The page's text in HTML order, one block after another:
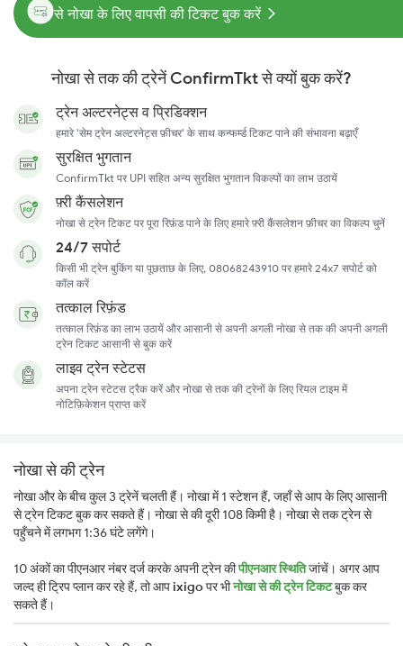
से नोखा के लिए वापसी की टिकट बुक करें
नोखा से तक की ट्रेनें ConfirmTkt से क्यों बुक करें?
ट्रेन अल्टरनेट्स व प्रिडिक्शन
हमारे 'सेम ट्रेन अल्टरनेट्स फ़ीचर' के साथ कन्फर्म्ड टिकट पाने की संभावना बढ़ाएँ
सुरक्षित भुगतान
ConfirmTkt पर UPI सहित अन्य सुरक्षित भुगतान विकल्पों का लाभ उठायें
फ़्री कैंसलेशन
नोखा से ट्रेन टिकट पर पूरा रिफ़ंड पाने के लिए हमारे फ़्री कैंसलेशन फ़ीचर का विकल्प चुनें
24/7 सपोर्ट
किसी भी ट्रेन बुकिंग या पूछताछ के लिए, 08068243910 पर हमारे 24x7 सपोर्ट को
कॉल करें
तत्काल रिफ़ंड
तत्काल रिफ़ंड का लाभ उठायें और आसानी से अपनी अगली नोखा से तक की अपनी अगली
ट्रेन टिकट आसानी से बुक करें
लाइव ट्रेन स्टेटस
अपना ट्रेन स्टेटस ट्रैक करें और नोखा से तक की ट्रेनों के लिए रियल टाइम में
नोटिफ़िकेशन प्राप्त करें
नोखा से की ट्रेन
नोखा और के बीच कुल 3 ट्रेनें चलती हैं। नोखा में 1 स्टेशन हैं, जहाँ से आप के लिए आसानी
से ट्रेन टिकट बुक कर सकते हैं। नोखा से की दूरी 108 किमी है। नोखा से तक ट्रेन से
पहुँचने में लगभग 1:36 घंटे लगेंगे।
10 अंकों का पीएनआर नंबर दर्ज करके अपनी ट्रेन कीपीएनआर स्थितिजांचें। अगर आप
जल्द ही ट्रिप प्लान कर रहे हैं, तो आपixigoपर भीनोखा से की ट्रेन टिकटबुक कर
सकते हैं।